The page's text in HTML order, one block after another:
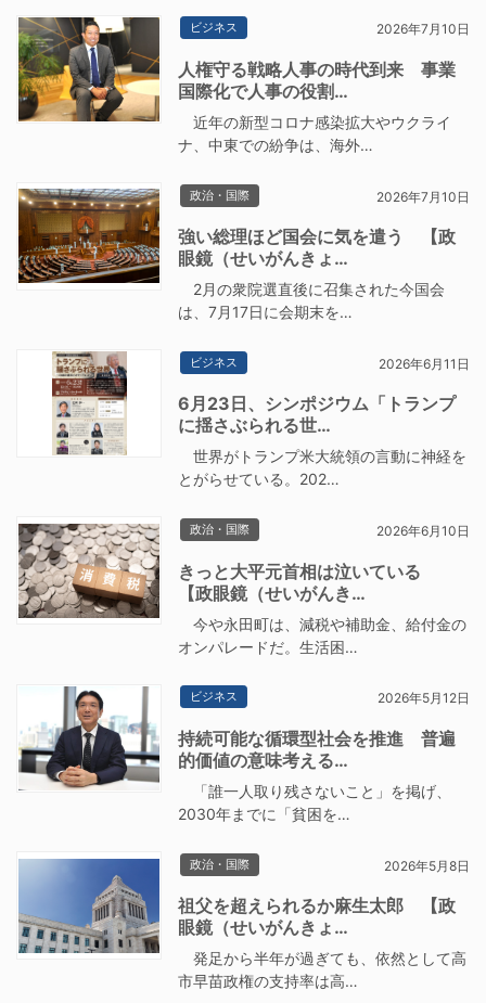
ビジネス 2026年7月10日
人権守る戦略人事の時代到来 事業
国際化で人事の役割…
近年の新型コロナ感染拡大やウクライ
ナ、中東での紛争は、海外…
政治・国際 2026年7月10日
強い総理ほど国会に気を遣う 【政
眼鏡（せいがんきょ…
2月の衆院選直後に召集された今国会
は、7月17日に会期末を…
ビジネス 2026年6月11日
6月23日、シンポジウム「トランプ
に揺さぶられる世…
世界がトランプ米大統領の言動に神経を
とがらせている。202…
政治・国際 2026年6月10日
きっと大平元首相は泣いている
【政眼鏡（せいがんき…
今や永田町は、減税や補助金、給付金の
オンパレードだ。生活困…
ビジネス 2026年5月12日
持続可能な循環型社会を推進 普遍
的価値の意味考える…
「誰一人取り残さないこと」を掲げ、
2030年までに「貧困を…
政治・国際 2026年5月8日
祖父を超えられるか麻生太郎 【政
眼鏡（せいがんきょ…
発足から半年が過ぎても、依然として高
市早苗政権の支持率は高…